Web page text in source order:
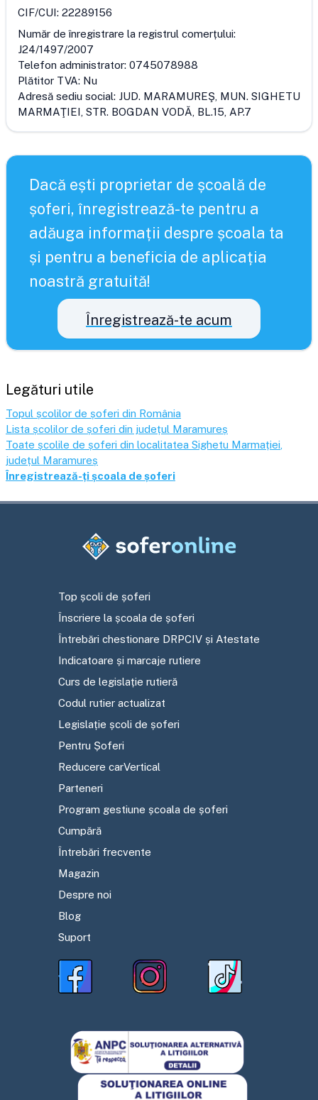
CIF/CUI: 22289156
Număr de înregistrare la registrul comerțului:
J24/1497/2007
Telefon administrator: 0745078988
Plătitor TVA: Nu
Adresă sediu social: JUD. MARAMUREŞ, MUN. SIGHETU
MARMAŢIEI, STR. BOGDAN VODĂ, BL.15, AP.7
Dacă ești proprietar de școală de
șoferi, înregistrează-te pentru a
adăuga informații despre școala ta
și pentru a beneficia de aplicația
noastră gratuită!
Înregistrează-te acum
Legături utile
Topul școlilor de șoferi din România
Lista școlilor de șoferi din județul Maramureș
Toate școlile de șoferi din localitatea Sighetu Marmației
județul Maramureș
Înregistrează-ți școala de șoferi
Top școli de șoferi
Înscriere la școala de șoferi
Întrebări chestionare DRPCIV și Atestate
Indicatoare și marcaje rutiere
Curs de legislație rutieră
Codul rutier actualizat
Legislație școli de șoferi
Pentru Șoferi
Reducere carVertical
Parteneri
Program gestiune școala de șoferi
Cumpără
Întrebări frecvente
Magazin
Despre noi
Blog
Suport